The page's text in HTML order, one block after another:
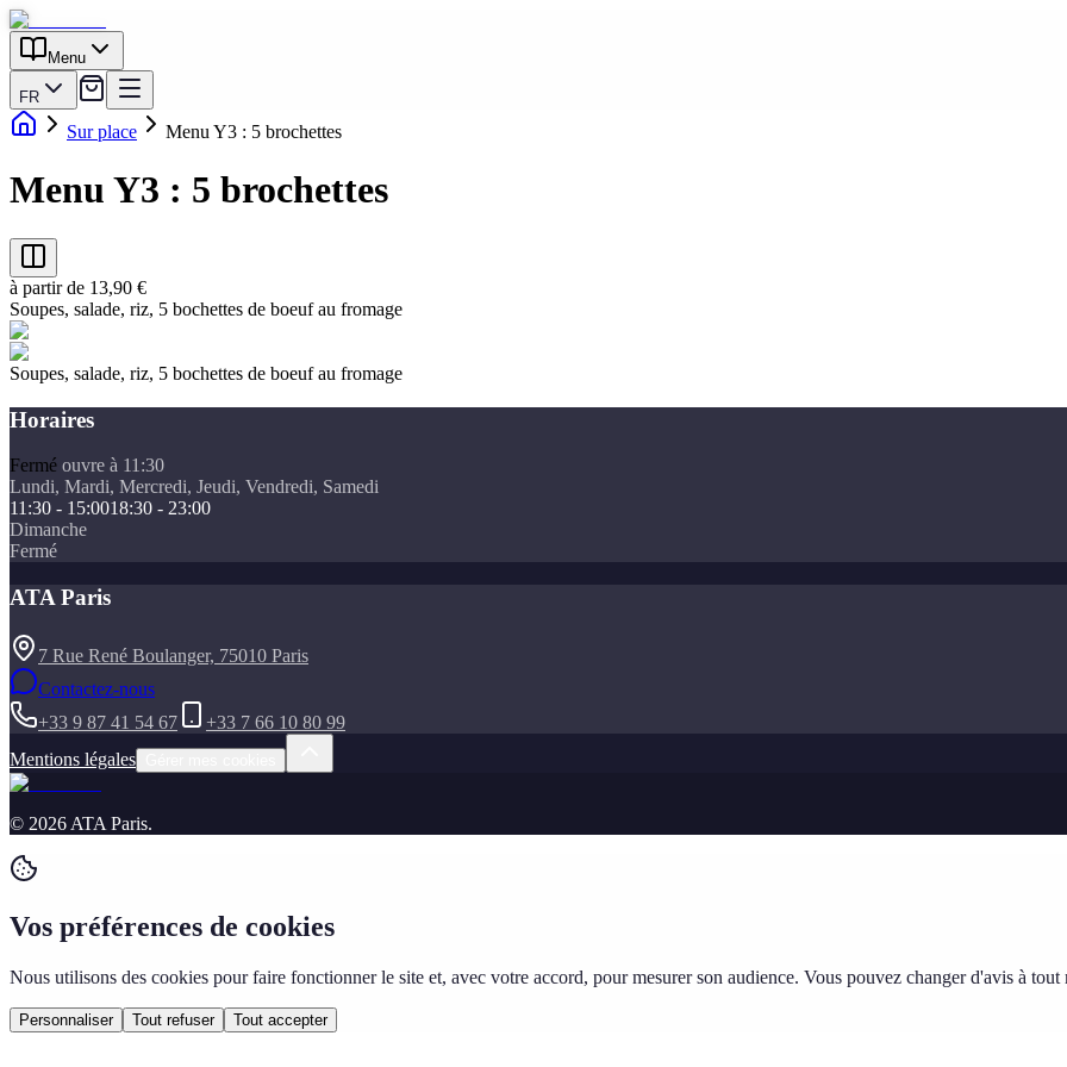
Menu
FR
Sur place Menu Y3 : 5 brochettes
Menu Y3 : 5 brochettes
à partir de 13,90 €
Soupes, salade, riz, 5 bochettes de boeuf au fromage
Soupes, salade, riz, 5 bochettes de boeuf au fromage
Horaires
Fermé ouvre à 11:30
Lundi, Mardi, Mercredi, Jeudi, Vendredi, Samedi
11:30 - 15:0018:30 - 23:00
Dimanche
Fermé
ATA Paris
7 Rue René Boulanger, 75010 Paris
Contactez-nous
+33 9 87 41 54 67
+33 7 66 10 80 99
Mentions légales
© 2026 ATA Paris.
Vos préférences de cookies
Nous utilisons des cookies pour faire fonctionner le site et, avec votre accord, pour mesurer son audience. Vous pouvez changer d'avis à tout
Personnaliser Tout refuser Tout accepter